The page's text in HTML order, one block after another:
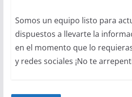
Somos un equipo listo para
dispuestos a llevarte la
en el momento que lo
y redes sociales ¡No te